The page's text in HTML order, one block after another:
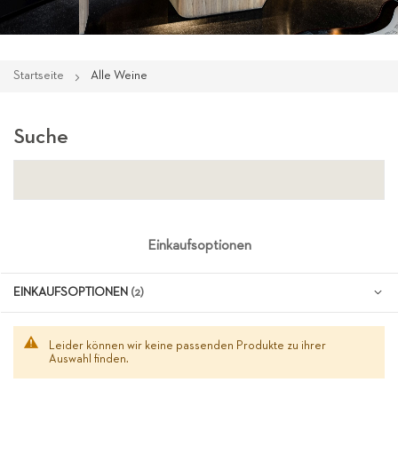
Startseite Alle Weine
Leider können wir keine passenden Produkte zu ihrer
Auswahl finden.
Suche
Einkaufsoptionen
EINKAUFSOPTIONEN